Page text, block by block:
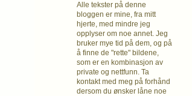
Alle tekster på denne
bloggen er mine, fra mitt
hjerte, med mindre jeg
opplyser om noe annet. Jeg
bruker mye tid på dem, og på
å finne de "rette" bildene,
som er en kombinasjon av
private og nettfunn. Ta
kontakt med meg på forhånd
dersom du ønsker låne noe